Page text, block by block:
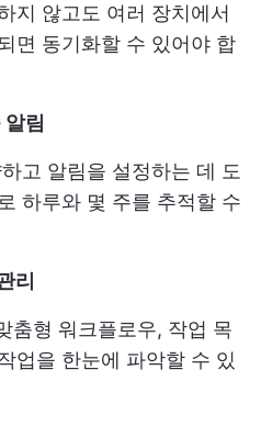
지 않고도 여러 장치에서
면 동기화할 수 있어야 합
알림
고 알림을 설정하는 데 도
하루와 몇 주를 추적할 수
리
춤형 워크플로우, 작업 목
업을 한눈에 파악할 수 있